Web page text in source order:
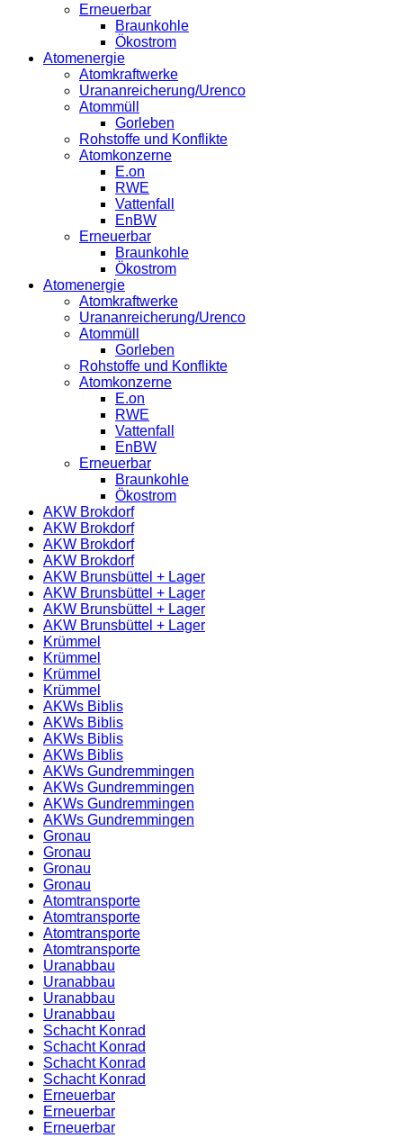
Erneuerbar
Braunkohle
Ökostrom
Atomenergie
Atomkraftwerke
Urananreicherung/Urenco
Atommüll
Gorleben
Rohstoffe und Konflikte
Atomkonzerne
E.on
RWE
Vattenfall
EnBW
Erneuerbar
Braunkohle
Ökostrom
Atomenergie
Atomkraftwerke
Urananreicherung/Urenco
Atommüll
Gorleben
Rohstoffe und Konflikte
Atomkonzerne
E.on
RWE
Vattenfall
EnBW
Erneuerbar
Braunkohle
Ökostrom
AKW Brokdorf
AKW Brokdorf
AKW Brokdorf
AKW Brokdorf
AKW Brunsbüttel + Lager
AKW Brunsbüttel + Lager
AKW Brunsbüttel + Lager
AKW Brunsbüttel + Lager
Krümmel
Krümmel
Krümmel
Krümmel
AKWs Biblis
AKWs Biblis
AKWs Biblis
AKWs Biblis
AKWs Gundremmingen
AKWs Gundremmingen
AKWs Gundremmingen
AKWs Gundremmingen
Gronau
Gronau
Gronau
Gronau
Atomtransporte
Atomtransporte
Atomtransporte
Atomtransporte
Uranabbau
Uranabbau
Uranabbau
Uranabbau
Schacht Konrad
Schacht Konrad
Schacht Konrad
Schacht Konrad
Erneuerbar
Erneuerbar
Erneuerbar